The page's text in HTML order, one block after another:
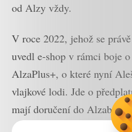
od Alzy vždy.
V roce 2022, jehož se
uvedl e-shop v rámci boje
AlzaPlus+, o které nyní
vlajkové lodi. Jde o
mají doručení do Alzaboxů